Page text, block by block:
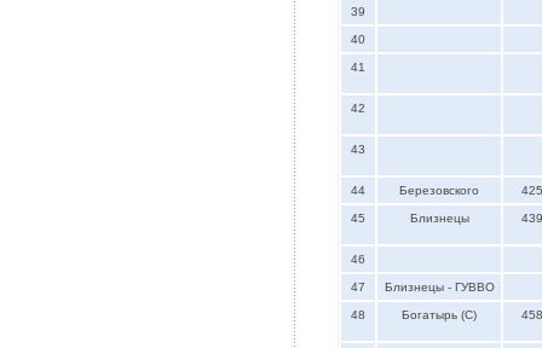
39
40
41
42
43
44 Березовского
45 Близнецы
46
47 Близнецы - ГУВВО
48 Богатырь (С)